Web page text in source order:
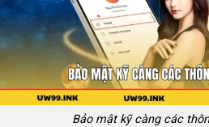
Bảo mật kỹ càng các